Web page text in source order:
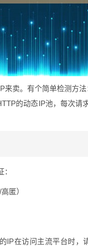
卖。有个简单检测方
的动态IP池，每次请
匿）
IP在访问主流平台时，